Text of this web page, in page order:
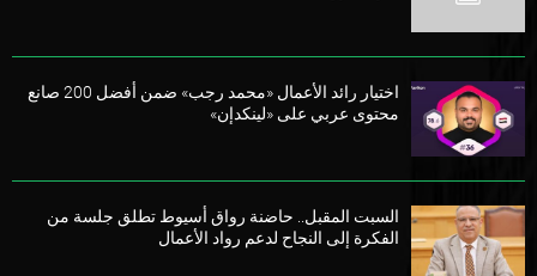
اختيار رائد الأعمال «محمد رجب» ضمن أفضل 200 صانع
محتوى عربي على «لينكدإن»
السبت المقبل.. حاضنة رواق أسيوط تطلق جلسة من
الفكرة إلى النجاح لدعم رواد الأعمال